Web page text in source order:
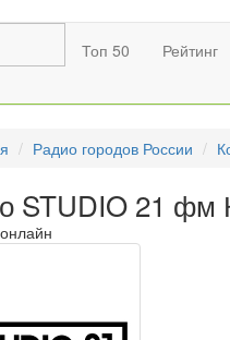
Топ 50 Рейтинг
Радио городов России
STUDIO 21 фм